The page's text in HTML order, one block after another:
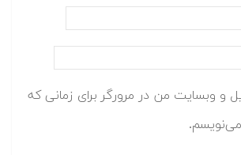
و وبسایت من در مرورگر برای زمانی که